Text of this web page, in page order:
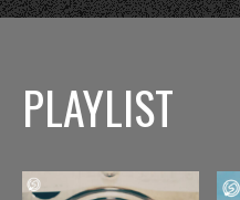
PLAYLIST